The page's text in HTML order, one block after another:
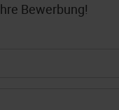
Bewerbung!